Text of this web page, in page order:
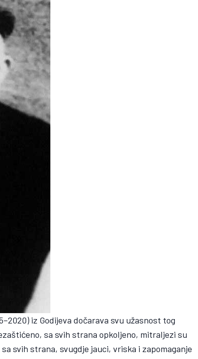
iz Godijeva dočarava svu užasnost tog
sa svih strana opkoljeno, mitraljezi su
svih strana, svugdje jauci, vriska i zapomaganje